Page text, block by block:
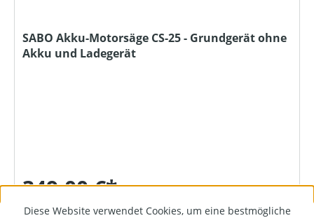
SABO Akku-Motorsäge CS-25 - Grundgerät ohne
Akku und Ladegerät
349,00 €*
Diese Website verwendet Cookies, um eine bestmögliche